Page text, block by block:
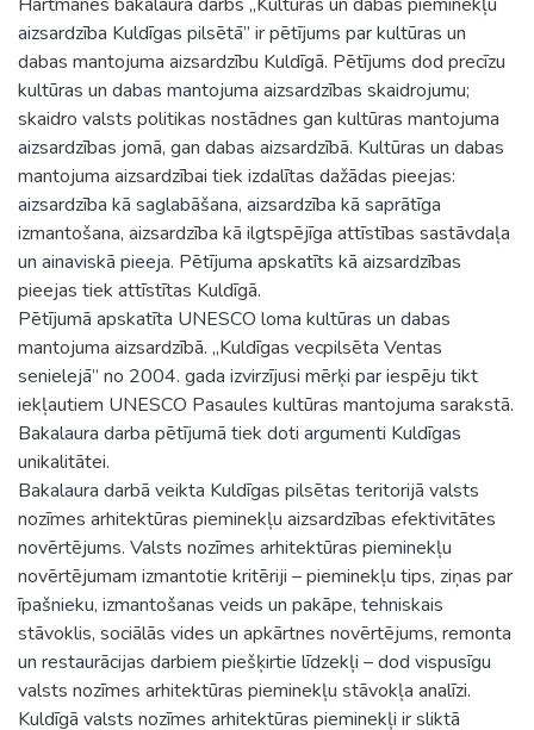
aizsardzība Kuldīgas pilsētā” ir pētījums par kultūras un
dabas mantojuma aizsardzību Kuldīgā. Pētījums dod precīzu
kultūras un dabas mantojuma aizsardzības skaidrojumu;
skaidro valsts politikas nostādnes gan kultūras mantojuma
aizsardzības jomā, gan dabas aizsardzībā. Kultūras un dabas
mantojuma aizsardzībai tiek izdalītas dažādas pieejas:
aizsardzība kā saglabāšana, aizsardzība kā saprātīga
izmantošana, aizsardzība kā ilgtspējīga attīstības sastāvdaļa
un ainaviskā pieeja. Pētījuma apskatīts kā aizsardzības
pieejas tiek attīstītas Kuldīgā.
Pētījumā apskatīta UNESCO loma kultūras un dabas
mantojuma aizsardzībā. „Kuldīgas vecpilsēta Ventas
senielejā” no 2004. gada izvirzījusi mērķi par iespēju tikt
iekļautiem UNESCO Pasaules kultūras mantojuma sarakstā.
Bakalaura darba pētījumā tiek doti argumenti Kuldīgas
unikalitātei.
Bakalaura darbā veikta Kuldīgas pilsētas teritorijā valsts
nozīmes arhitektūras pieminekļu aizsardzības efektivitātes
novērtējums. Valsts nozīmes arhitektūras pieminekļu
novērtējumam izmantotie kritēriji – pieminekļu tips, ziņas par
īpašnieku, izmantošanas veids un pakāpe, tehniskais
stāvoklis, sociālās vides un apkārtnes novērtējums, remonta
un restaurācijas darbiem piešķirtie līdzekļi – dod vispusīgu
valsts nozīmes arhitektūras pieminekļu stāvokļa analīzi.
Kuldīgā valsts nozīmes arhitektūras pieminekļi ir sliktā